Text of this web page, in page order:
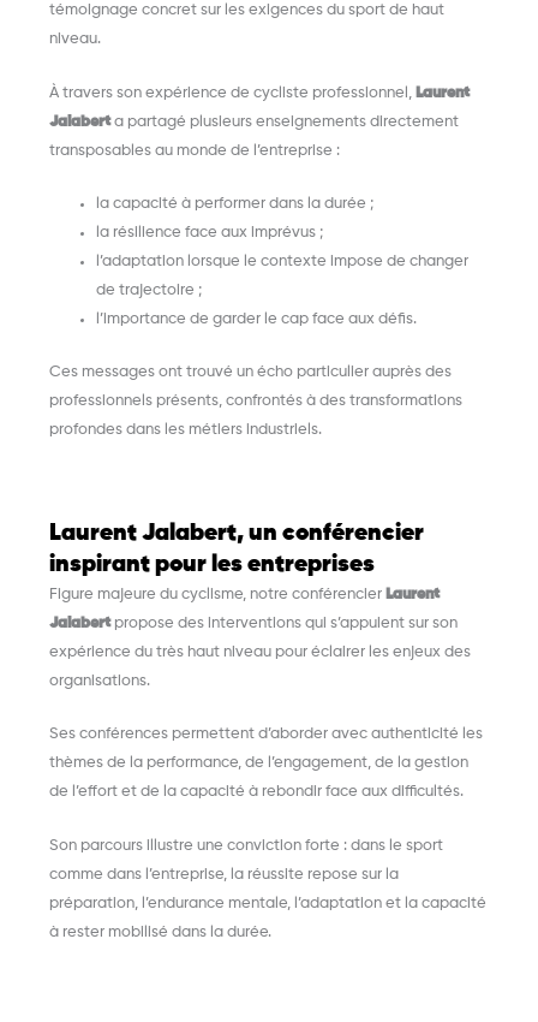
témoignage concret sur les exigences du sport de haut
niveau.
À travers son expérience de cycliste professionnel,
Laurent
Jalaberta partagé plusieurs enseignements directement
transposables au monde de l’entreprise :
la capacité à performer dans la durée ;
la résilience face aux imprévus ;
l’adaptation lorsque le contexte impose de changer
de trajectoire ;
l’importance de garder le cap face aux défis.
Ces messages ont trouvé un écho particulier auprès des
professionnels présents, confrontés à des transformations
profondes dans les métiers industriels.
Laurent Jalabert, un conférencier
inspirant pour les entreprises
Figure majeure du cyclisme, notre conférencier Laurent
Jalabertpropose des interventions qui s’appuient sur son
expérience du très haut niveau pour éclairer les enjeux des
organisations.
Ses conférences permettent d’aborder avec authenticité les
thèmes de la performance, de l’engagement, de la gestion
de l’effort et de la capacité à rebondir face aux difficultés.
Son parcours illustre une conviction forte : dans le sport
comme dans l’entreprise, la réussite repose sur la
préparation, l’endurance mentale, l’adaptation et la capacité
à rester mobilisé dans la durée.